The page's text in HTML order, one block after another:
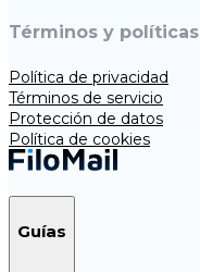
Términos y políticas
Política de privacidad
Términos de servicio
Protección de datos
Política de cookies
Guías